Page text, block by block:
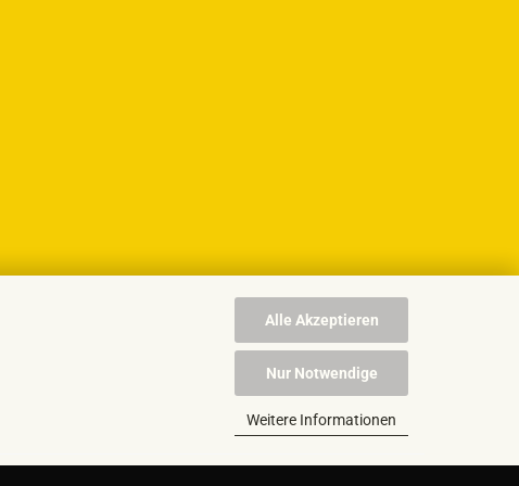
Alle Akzeptieren
Nur Notwendige
Weitere Informationen